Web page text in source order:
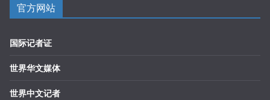
官方网站
国际记者证
世界华文媒体
世界中文记者